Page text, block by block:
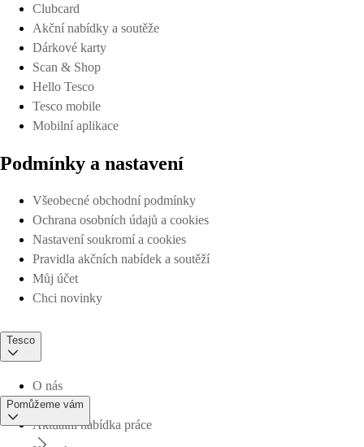
Clubcard
Akční nabídky a soutěže
Dárkové karty
Scan & Shop
Hello Tesco
Tesco mobile
Mobilní aplikace
Podmínky a nastavení
Všeobecné obchodní podmínky
Ochrana osobních údajů a cookies
Nastavení soukromí a cookies
Pravidla akčních nabídek a soutěží
Můj účet
Chci novinky
Tesco
O nás
Aktuální nabídka práce
Pomůžeme vám